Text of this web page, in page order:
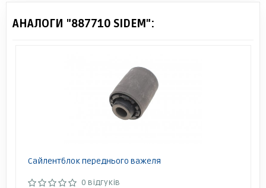
АНАЛОГИ "887710 SIDEM":
Сайлентблок переднього важеля
0 відгуків